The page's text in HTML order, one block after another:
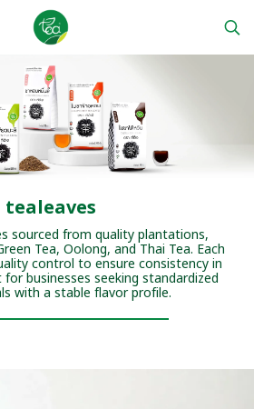
tealeaves
sourced from quality plantations,
Tea, Oolong, and Thai Tea. Each
control to ensure consistency in
businesses seeking standardized
with a stable flavor profile.